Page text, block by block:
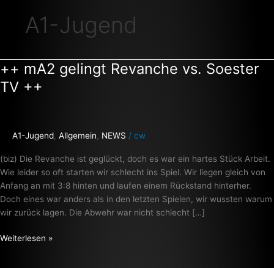
A1-Jugend
++ mA2 gelingt Revanche vs. Soester
TV ++
A1-Jugend, Allgemein, NEWS / cw
(biz) Die Revanche ist geglückt, doch es war ein hartes Stück Arbeit.
Wie leider so oft starten wir schlecht ins Spiel. Wir liegen gleich von
Anfang an mit 3:8 hinten und laufen einem Rückstand hinterher.
Doch eines war anders als in den letzten Spielen, wir wussten warum
wir zurück lagen. Die Abwehr war nicht schlecht […]
++
mA2
gelingt
Soester
++
Weiterlesen »